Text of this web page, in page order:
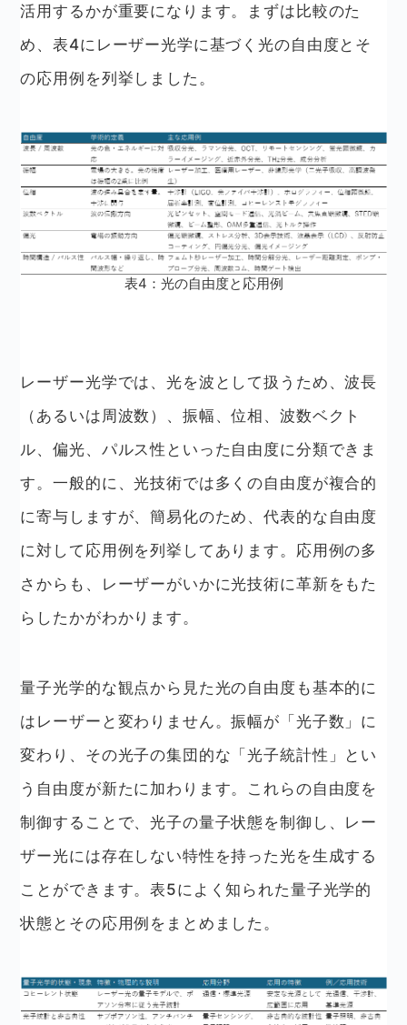
活用するかが重要になります。まずは比較のた
め、表4にレーザー光学に基づく光の自由度とそ
の応用例を列挙しました。
表4：光の自由度と応用例
レーザー光学では、光を波として扱うため、波長
（あるいは周波数）、振幅、位相、波数ベクト
ル、偏光、パルス性といった自由度に分類できま
す。一般的に、光技術では多くの自由度が複合的
に寄与しますが、簡易化のため、代表的な自由度
に対して応用例を列挙してあります。応用例の多
さからも、レーザーがいかに光技術に革新をもた
らしたかがわかります。
量子光学的な観点から見た光の自由度も基本的に
はレーザーと変わりません。振幅が「光子数」に
変わり、その光子の集団的な「光子統計性」とい
う自由度が新たに加わります。これらの自由度を
制御することで、光子の量子状態を制御し、レー
ザー光には存在しない特性を持った光を生成する
ことができます。表5によく知られた量子光学的
状態とその応用例をまとめました。